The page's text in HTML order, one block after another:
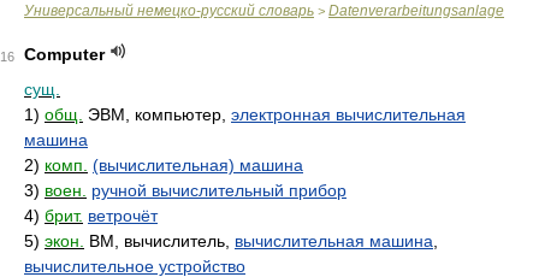
Универсальный немецко-русский словарь > Datenverarbeitungsanlage
16
Computer
сущ.
1) общ. ЭВМ, компьютер, электронная вычислительная
машина
2) комп. (вычислительная) машина
3) воен.
ручной вычислительный прибор
4) брит. ветрочёт
5) экон. ВМ, вычислитель, вычислительная машина
вычислительное устройство